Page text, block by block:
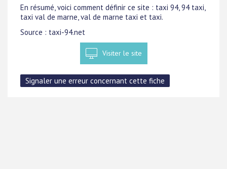
En résumé, voici comment définir ce site : taxi 94, 94 taxi,
taxi val de marne, val de marne taxi et taxi.
Source : taxi-94.net
Visiter le site